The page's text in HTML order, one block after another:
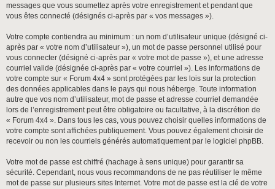
messages que vous soumettez après votre enregistrement et pendant que
vous êtes connecté (désignés ci-après par « vos messages »).
Votre compte contiendra au minimum : un nom d’utilisateur unique (désigné ci-
après par « votre nom d’utilisateur »), un mot de passe personnel utilisé pour
vous connecter (désigné ci-après par « votre mot de passe »), et une adresse
courriel valide (désignée ci-après par « votre courriel »). Les informations de
votre compte sur « Forum 4x4 » sont protégées par les lois sur la protection
des données applicables dans le pays qui nous héberge. Toute information
autre que vos nom d’utilisateur, mot de passe et adresse courriel demandée
lors de l’enregistrement peut être obligatoire ou facultative, à la discrétion de
« Forum 4x4 ». Dans tous les cas, vous pouvez choisir quelles informations de
votre compte sont affichées publiquement. Vous pouvez également choisir de
recevoir ou non les courriels générés automatiquement par le logiciel phpBB.
Votre mot de passe est chiffré (hachage à sens unique) pour garantir sa
sécurité. Cependant, nous vous recommandons de ne pas réutiliser le même
mot de passe sur plusieurs sites Internet. Votre mot de passe est la clé de votre